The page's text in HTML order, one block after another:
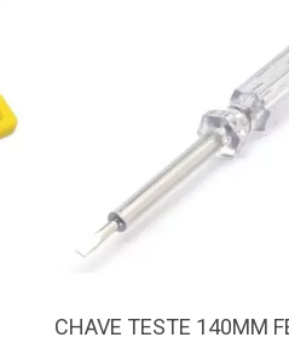
CHAVE TESTE 140MM